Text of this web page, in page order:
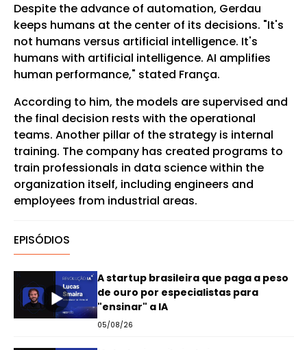
Despite the advance of automation, Gerdau
keeps humans at the center of its decisions. "It's
not humans versus artificial intelligence. It's
humans with artificial intelligence. AI amplifies
human performance," stated França.
According to him, the models are supervised and
the final decision rests with the operational
teams. Another pillar of the strategy is internal
training. The company has created programs to
train professionals in data science within the
organization itself, including engineers and
employees from industrial areas.
EPISÓDIOS
A startup brasileira que paga a peso
de ouro por especialistas para
"ensinar" a IA
05/08/26